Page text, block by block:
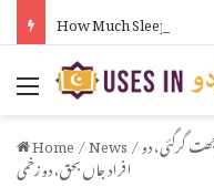
How Much Sleep Do
Menu
Home/News/گرگئی، دو
افراد جاں بحق، دو زخمی